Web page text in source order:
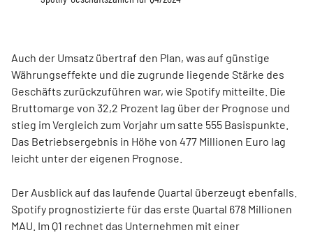
Auch der Umsatz übertraf den Plan, was auf günstige
Währungseffekte und die zugrunde liegende Stärke des
Geschäfts zurückzuführen war, wie Spotify mitteilte. Die
Bruttomarge von 32,2 Prozent lag über der Prognose und
stieg im Vergleich zum Vorjahr um satte 555 Basispunkte.
Das Betriebsergebnis in Höhe von 477 Millionen Euro lag
leicht unter der eigenen Prognose.
Der Ausblick auf das laufende Quartal überzeugt ebenfalls.
Spotify prognostizierte für das erste Quartal 678 Millionen
MAU. Im Q1 rechnet das Unternehmen mit einer